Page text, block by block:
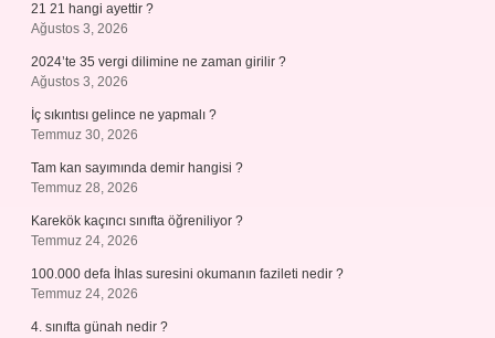
21 21 hangi ayettir ?
Ağustos 3, 2026
2024’te 35 vergi dilimine ne zaman girilir ?
Ağustos 3, 2026
İç sıkıntısı gelince ne yapmalı ?
Temmuz 30, 2026
Tam kan sayımında demir hangisi ?
Temmuz 28, 2026
Karekök kaçıncı sınıfta öğreniliyor ?
Temmuz 24, 2026
100.000 defa İhlas suresini okumanın fazileti nedir ?
Temmuz 24, 2026
4. sınıfta günah nedir ?